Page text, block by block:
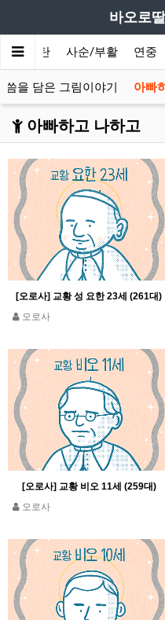
바오로
림/성탄 사순/부활 연중
씀을 담은 그림이야기 아빠
아빠하고 나하고
[오로사] 교황 성 요한 23세 (261대)
오로사
[오로사] 교황 비오 11세 (259대)
오로사